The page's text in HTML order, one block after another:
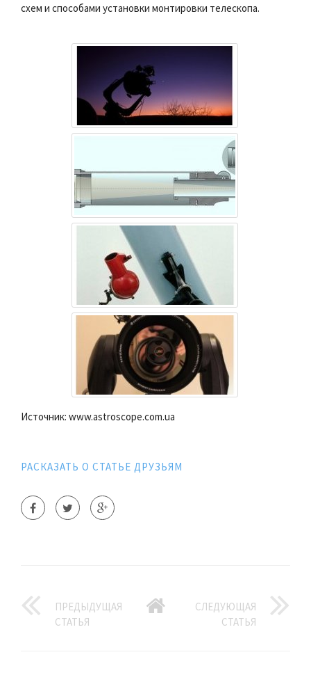
схем и способами установки монтировки телескопа.
Источник: www.astroscope.com.ua
РАСКАЗАТЬ О СТАТЬЕ ДРУЗЬЯМ
ПРЕДЫДУЩАЯ
СТАТЬЯ
СЛЕДУЮЩАЯ
СТАТЬЯ